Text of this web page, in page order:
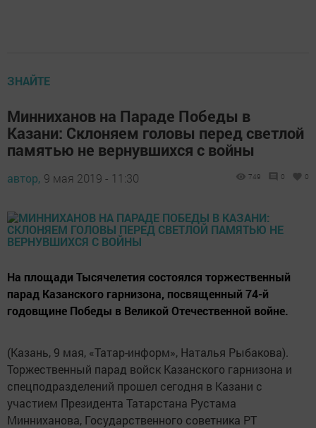
ЗНАЙТЕ
Минниханов на Параде Победы в
Казани: Склоняем головы перед светлой
памятью не вернувшихся с войны
автор, 9 мая 2019 - 11:30 749 0 0
На площади Тысячелетия состоялся торжественный
парад Казанского гарнизона, посвященный 74-й
годовщине Победы в Великой Отечественной войне.
(Казань, 9 мая, «Татар-информ», Наталья Рыбакова).
Торжественный парад войск Казанского гарнизона и
спецподразделений прошел сегодня в Казани с
участием Президента Татарстана Рустама
Минниханова, Государственного советника РТ